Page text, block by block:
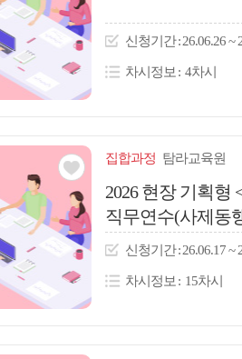
아
이
신청기간 26.06.26 ~
차시정보 4차시
집합과정 탐라교육원
관심
아
이
2026 현장 기획형
직무연수(사제동
신청기간 26.06.17 ~
차시정보 15차시